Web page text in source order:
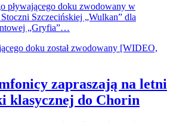
pływającego doku zwodowany w
Szczecińskiej „Wulkan” dla
„Gryfia”…
zapraszają na letni
klasycznej do Chorin